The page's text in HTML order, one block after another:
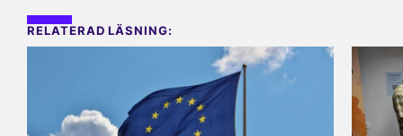
RELATERAD LÄSNING: